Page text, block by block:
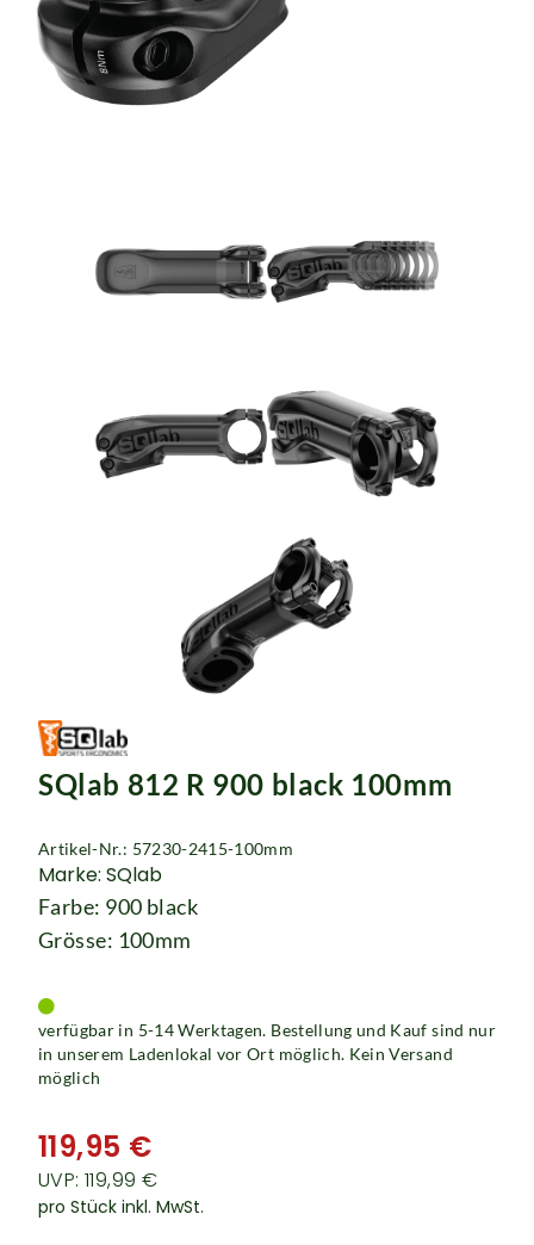
Rucksäcke
Schlösser
SQlab 812 R 900 black 100mm
Artikel-Nr.: 57230-2415-100mm
Marke: SQlab
Farbe: 900 black
Grösse: 100mm
verfügbar in 5-14 Werktagen. Bestellung und Kauf sind nur
in unserem Ladenlokal vor Ort möglich. Kein Versand
möglich
119,95 €
UVP: 119,99 €
pro Stück inkl. MwSt.